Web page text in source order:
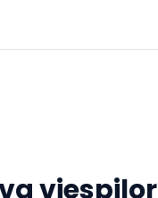
viespilor